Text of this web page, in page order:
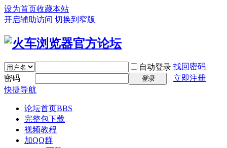
设为首页收藏本站
开启辅助访问 切换到窄版
自动登录 找回密码
密码
登录
立即注册
快捷导航
论坛首页BBS
完整包下载
视频教程
加QQ群